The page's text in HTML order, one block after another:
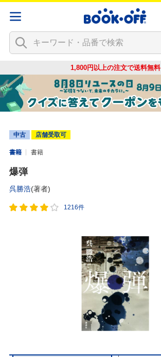
1,800円以上の注文で送料無料
中古 店舗受取可
書籍 書籍
爆弾
呉勝浩(著者)
1216件